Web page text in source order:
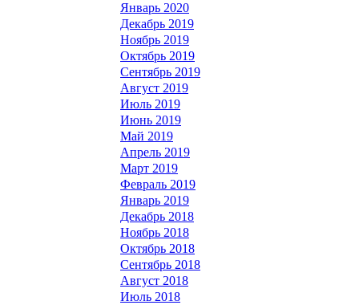
Январь 2020
Декабрь 2019
Ноябрь 2019
Октябрь 2019
Сентябрь 2019
Август 2019
Июль 2019
Июнь 2019
Май 2019
Апрель 2019
Март 2019
Февраль 2019
Январь 2019
Декабрь 2018
Ноябрь 2018
Октябрь 2018
Сентябрь 2018
Август 2018
Июль 2018